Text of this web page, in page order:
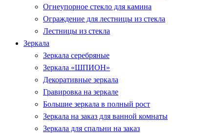
Огнеупорное стекло для камина
Ограждение для лестницы из стекла
Лестницы из стекла
Зеркала
Зеркала серебряные
Зеркала «ШПИОН»
Декоративные зеркала
Гравировка на зеркале
Большие зеркала в полный рост
Зеркала на заказ для ванной комнаты
Зеркала для спальни на заказ